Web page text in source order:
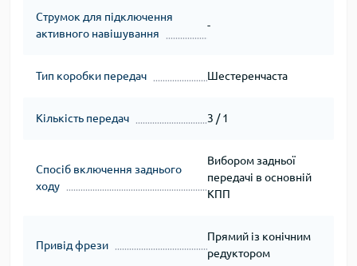
Струмок для підключення
активного навішування
-
Тип коробки передач Шестеренчаста
Кількість передач 3 / 1
Спосіб включення заднього
ходу
Вибором задньої
передачі в основній
КПП
Привід фрези
Прямий із конічним
редуктором